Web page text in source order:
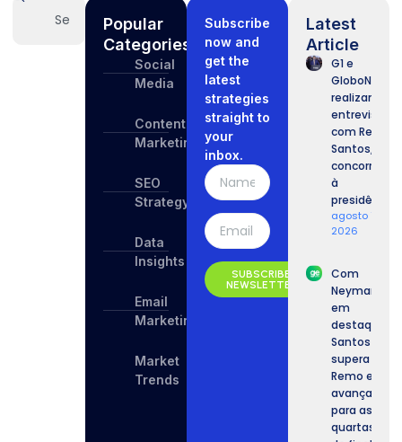
Popular
Categories
Social
Media
Content
Marketing
SEO
Strategy
Data
Insights
Email
Marketing
Market
Trends
Subscribe
now and
get the
latest
strategies
straight to
your
inbox.
SUBSCRIBE
NEWSLETTER
Latest
Article
G1 e
GloboNews
realizam
entrevista
com Renan
Santos,
concorrente
à
presidência.
agosto 7,
2026
Com
Neymar
em
destaque,
Santos
supera o
Remo e
avança
para as
quartas